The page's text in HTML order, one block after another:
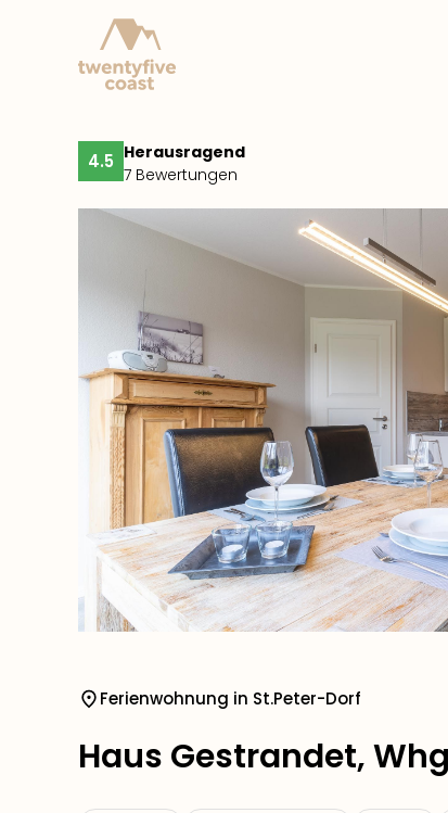
4.5 Herausragend
7 Bewertungen
Ferienwohnung in St.Peter-Dorf
Haus Gestrandet,